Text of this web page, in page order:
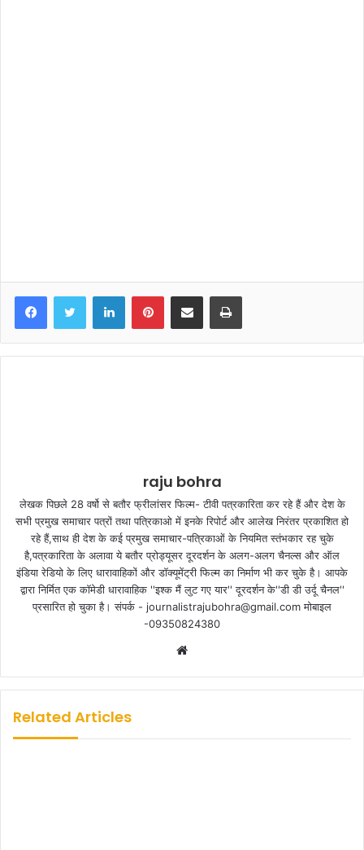
raju bohra
लेखक पिछले 28 वर्षो से बतौर फ्रीलांसर फिल्म- टीवी पत्रकारिता कर रहे हैं और देश के
सभी प्रमुख समाचार पत्रों तथा पत्रिकाओ में इनके रिपोर्ट और आलेख निरंतर प्रकाशित हो
रहे हैं,साथ ही देश के कई प्रमुख समाचार-पत्रिकाओं के नियमित स्तंभकार रह चुके
है,पत्रकारिता के अलावा ये बतौर प्रोड्यूसर दूरदर्शन के अलग-अलग चैनल्स और ऑल
इंडिया रेडियो के लिए धारावाहिकों और डॉक्यूमेंट्री फिल्म का निर्माण भी कर चुके है। आपके
द्वारा निर्मित एक कॉमेडी धारावाहिक ''इश्क मैं लुट गए यार'' दूरदर्शन के''डी डी उर्दू चैनल''
प्रसारित हो चुका है। संपर्क - journalistrajubohra@gmail.com मोबाइल
-09350824380
b
Related Articles